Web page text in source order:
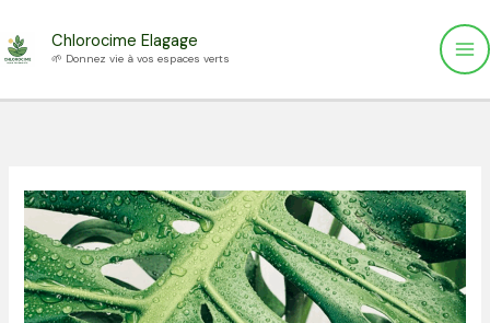
au
Chlorocime Elagage
🌱 Donnez vie à vos espaces verts